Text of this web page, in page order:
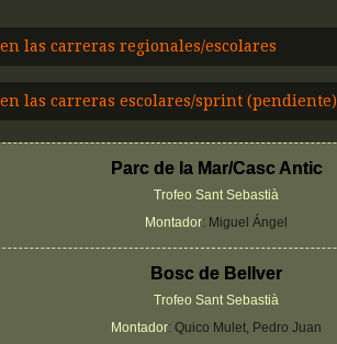
las carreras regionales/escolares
las carreras escolares/sprint (pendiente)
Parc de la Mar/Casc Antic
Trofeo Sant Sebastià
Montador: Miguel Ángel
Bosc de Bellver
Trofeo Sant Sebastià
Montador: Quico Mulet, Pedro Juan